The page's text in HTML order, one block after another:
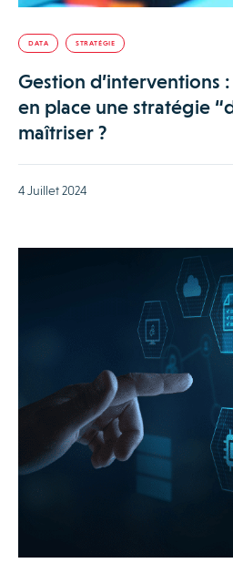
DATA STRATÉGIE
Gestion d’interventions
en place une stratégie
maîtriser ?
4 Juillet 2024